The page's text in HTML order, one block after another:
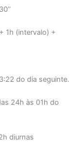
1h (intervalo) +
do dia seguinte.
24h às 01h do
diurnas